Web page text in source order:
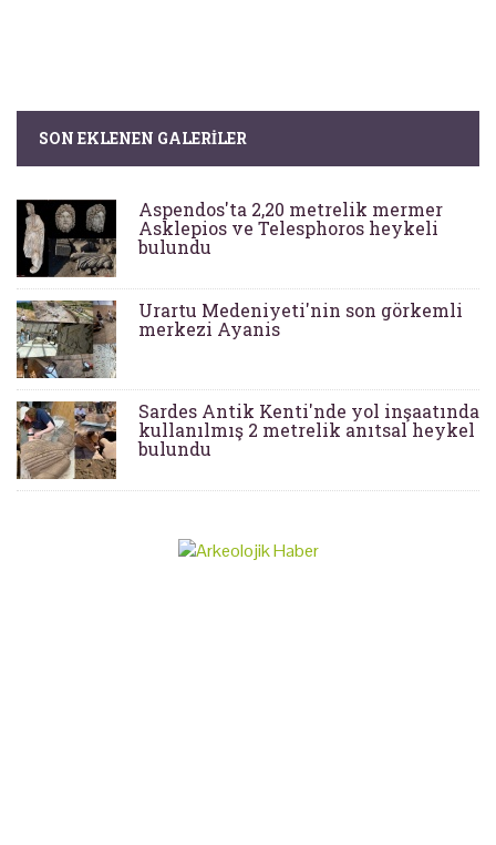
SON EKLENEN GALERILER
Aspendos'ta 2,20 metrelik mermer
Asklepios ve Telesphoros heykeli
bulundu
Urartu Medeniyeti'nin son görkemli
merkezi Ayanis
Sardes Antik Kenti'nde yol inşaatında
kullanılmış 2 metrelik anıtsal heykel
bulundu